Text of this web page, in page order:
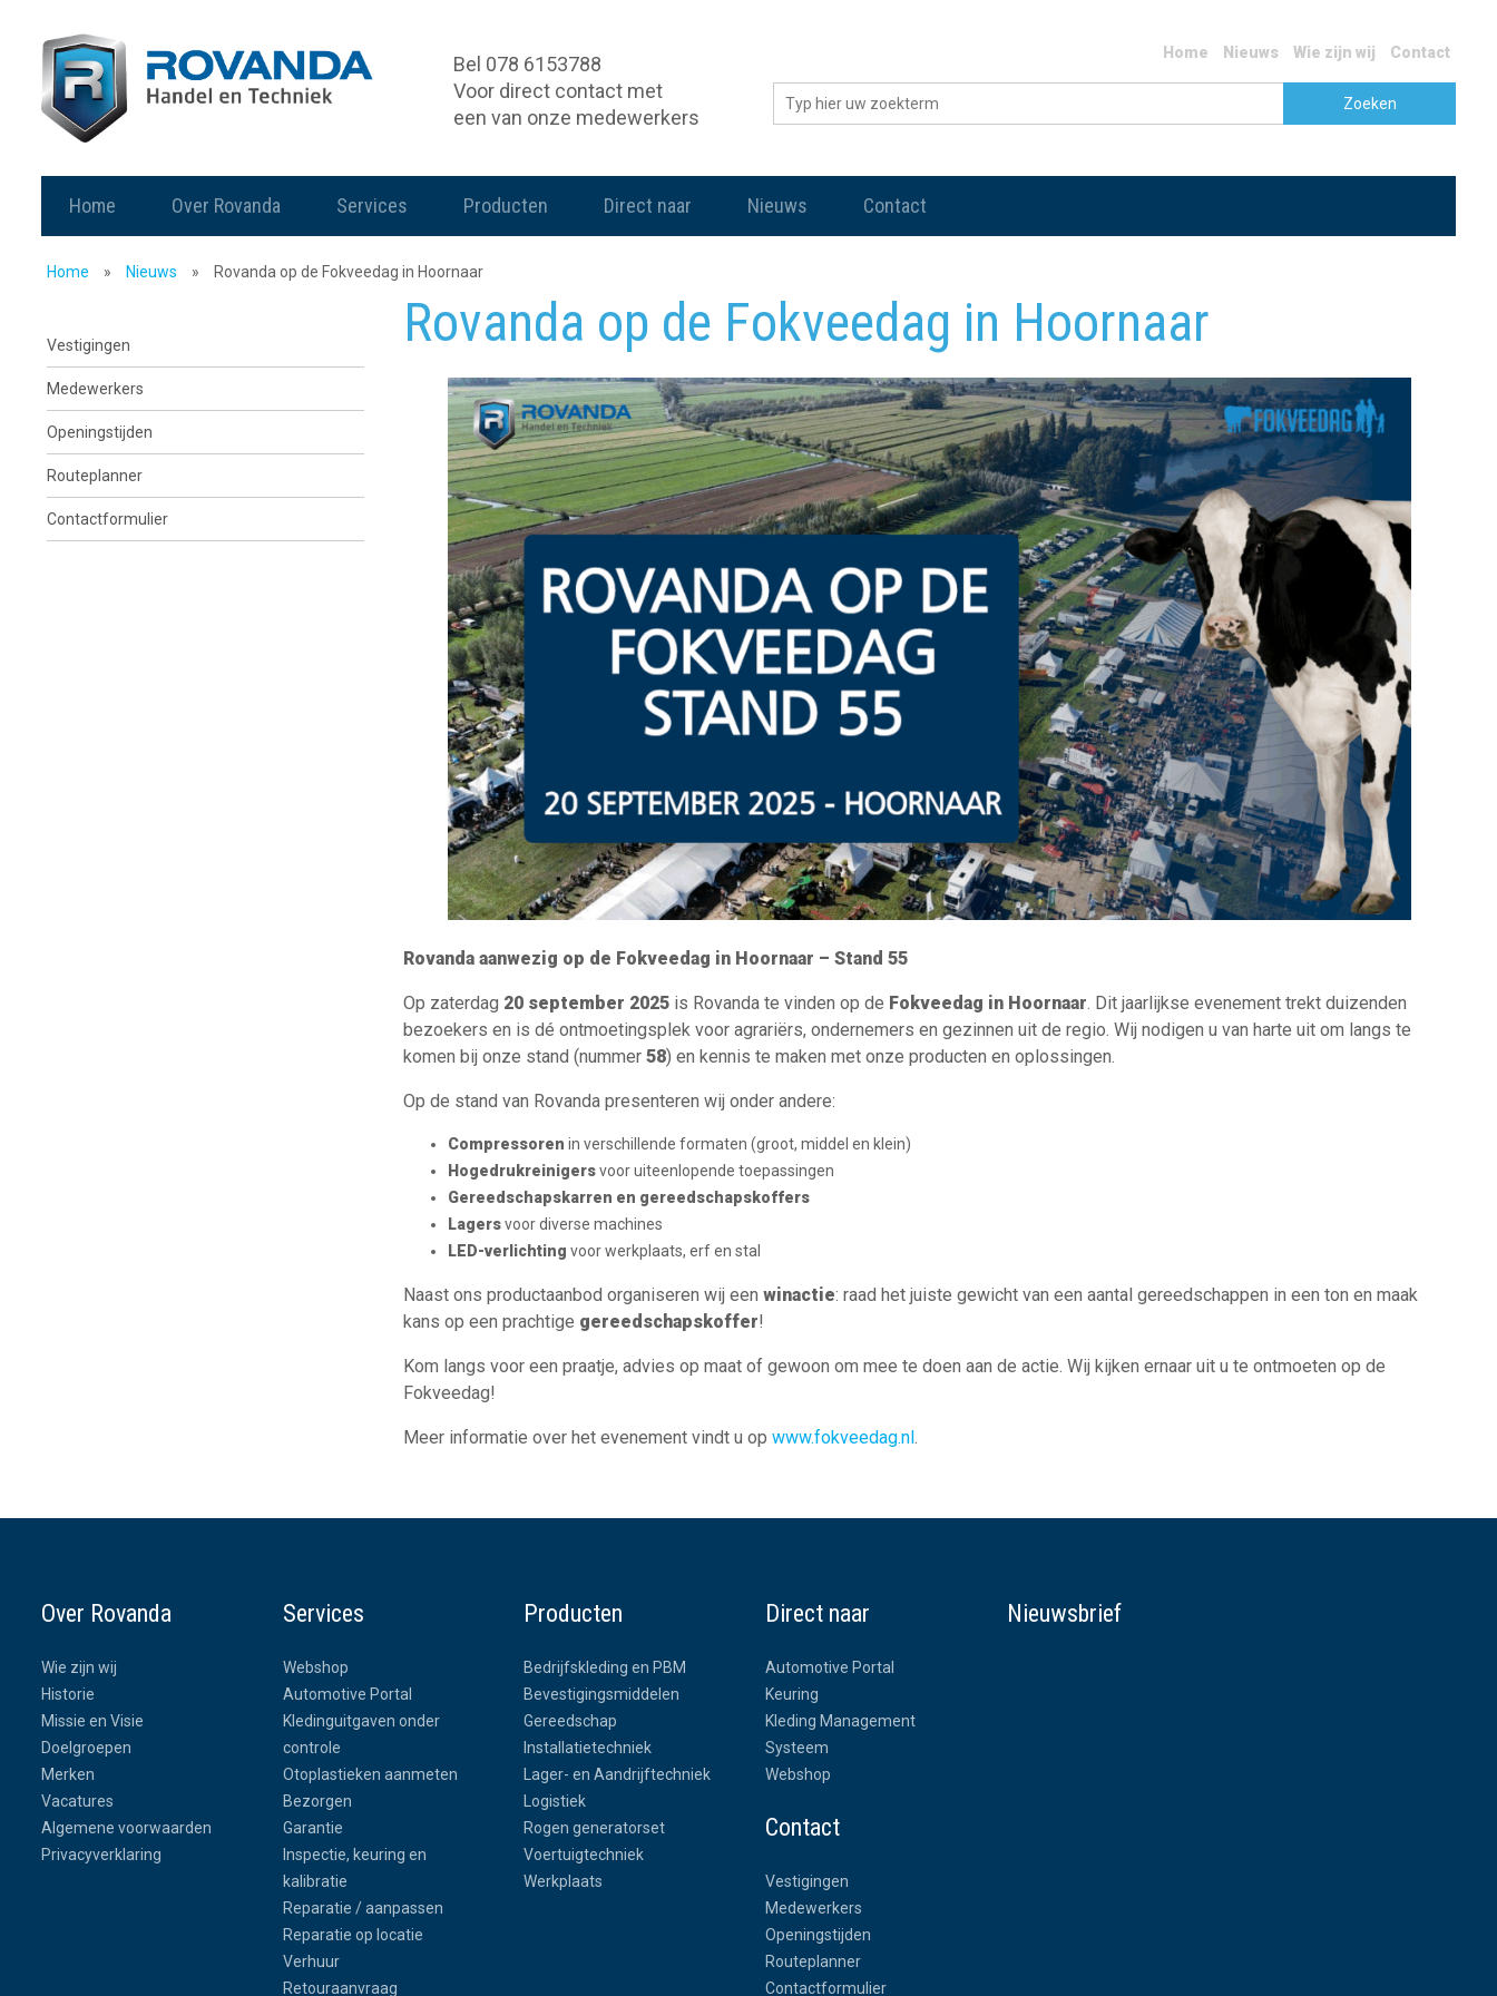
Bel 078 6153788
Voor direct contact met
een van onze medewerkers
Home Nieuws Wie zijn wij Contact
Home Over Rovanda Services Producten Direct naar Nieuws Contact
Home » Nieuws » Rovanda op de Fokveedag in Hoornaar
Vestigingen
Medewerkers
Openingstijden
Routeplanner
Contactformulier
Rovanda op de Fokveedag in Hoornaar
Rovanda aanwezig op de Fokveedag in Hoornaar – Stand 55
Op zaterdag 20 september 2025 is Rovanda te vinden op de Fokveedag in Hoornaar. Dit jaarlijkse evenement trekt duizenden
bezoekers en is dé ontmoetingsplek voor agrariërs, ondernemers en gezinnen uit de regio. Wij nodigen u van harte uit om langs te
komen bij onze stand (nummer 58) en kennis te maken met onze producten en oplossingen.
Op de stand van Rovanda presenteren wij onder andere:
Compressoren in verschillende formaten (groot, middel en klein)
Hogedrukreinigersvoor uiteenlopende toepassingen
Gereedschapskarren en gereedschapskoffers
Lagersvoor diverse machines
LED-verlichting voor werkplaats, erf en stal
Naast ons productaanbod organiseren wij een winactie: raad het juiste gewicht van een aantal gereedschappen in een ton en maak
kans op een prachtige gereedschapskoffer!
Kom langs voor een praatje, advies op maat of gewoon om mee te doen aan de actie. Wij kijken ernaar uit u te ontmoeten op de
Fokveedag!
Meer informatie over het evenement vindt u op www.fokveedag.nl.
Over Rovanda
Wie zijn wij
Historie
Missie en Visie
Doelgroepen
Merken
Vacatures
Algemene voorwaarden
Privacyverklaring
Services
Webshop
Automotive Portal
Kledinguitgaven onder
controle
Otoplastieken aanmeten
Bezorgen
Garantie
Inspectie, keuring en
kalibratie
Reparatie / aanpassen
Reparatie op locatie
Verhuur
Retouraanvraag
Producten
Bedrijfskleding en PBM
Bevestigingsmiddelen
Gereedschap
Installatietechniek
Lager- en Aandrijftechniek
Logistiek
Rogen generatorset
Voertuigtechniek
Werkplaats
Direct naar
Automotive Portal
Keuring
Kleding Management
Systeem
Webshop
Contact
Vestigingen
Medewerkers
Openingstijden
Routeplanner
Contactformulier
Nieuwsbrief